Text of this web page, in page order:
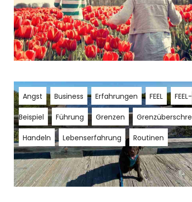
Angst Business Erfahrungen FEEL FEEL-
Beispiel Führung Grenzen
Handeln Lebenserfahrung Routinen